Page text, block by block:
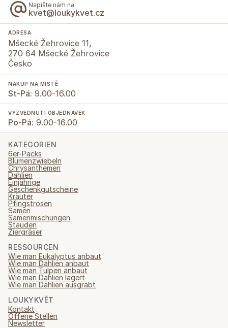
Napište nám na
kvet@loukykvet.cz
ADRESA
Mšecké Žehrovice 11,
270 64 Mšecké Žehrovice
Česko
NÁKUP NA MÍSTĚ
St-Pá: 9.00-16.00
VYZVEDNUTÍ OBJEDNÁVEK
Po-Pá: 9.00-16.00
KATEGORIEN
6er-Packs
Blumenzwiebeln
Chrysanthemen
Dahlien
Einjährige
Geschenkgutscheine
Kräuter
Pfingstrosen
Samen
Samenmischungen
Stauden
Ziergräser
RESSOURCEN
Wie man Eukalyptus anbaut
Wie man Dahlien anbaut
Wie man Tulpen anbaut
Wie man Dahlien lagert
Wie man Dahlien ausgräbt
LOUKYKVĚT
Kontakt
Offene Stellen
Newsletter